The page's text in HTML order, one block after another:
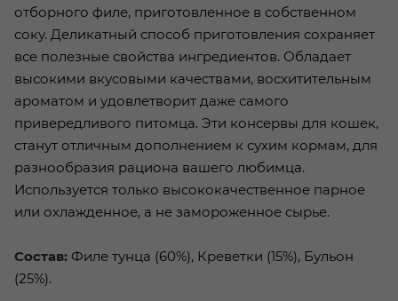
отборного филе, приготовленное в собственном
соку. Деликатный способ приготовления сохраняет
все полезные свойства ингредиентов. Обладает
высокими вкусовыми качествами, восхитительным
ароматом и удовлетворит даже самого
привередливого питомца. Эти консервы для кошек,
станут отличным дополнением к сухим кормам, для
разнообразия рациона вашего любимца.
Используется только высококачественное парное
или охлажденное, а не замороженное сырье.
Состав: Филе тунца (60%), Креветки (15%), Бульон
(25%).